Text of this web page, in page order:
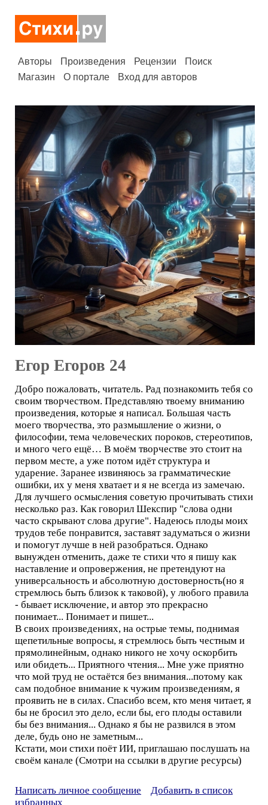
Авторы Произведения Рецензии
Поиск
Магазин
О портале Вход для авторов
Егор Егоров 24
Добро пожаловать, читатель. Рад познакомить тебя со
своим творчеством. Представляю твоему вниманию
произведения, которые я написал. Большая часть
моего творчества, это размышление о жизни, о
философии, тема человеческих пороков, стереотипов,
и много чего ещё… В моём творчестве это стоит на
первом месте, а уже потом идёт структура и
ударение. Заранее извиняюсь за грамматические
ошибки, их у меня хватает и я не всегда из замечаю.
Для лучшего осмысления советую прочитывать стихи
несколько раз. Как говорил Шекспир "слова одни
часто скрывают слова другие". Надеюсь плоды моих
трудов тебе понравится, заставят задуматься о жизни
и помогут лучше в ней разобраться. Однако
вынужден отменить, даже те стихи что я пишу как
наставление и опровержения, не претендуют на
универсальность и абсолютную достоверность(но я
стремлюсь быть близок к таковой), у любого правила
- бывает исключение, и автор это прекрасно
понимает... Понимает и пишет...
В своих произведениях, на острые темы, поднимая
щепетильные вопросы, я стремлюсь быть честным и
прямолинейным, однако никого не хочу оскорбить
или обидеть... Приятного чтения... Мне уже приятно
что мой труд не остаётся без внимания...потому как
сам подобное внимание к чужим произведениям, я
проявить не в силах. Спасибо всем, кто меня читает, я
бы не бросил это дело, если бы, его плоды оставили
бы без внимания... Однако я бы не развился в этом
деле, будь оно не заметным...
Кстати, мои стихи поёт ИИ, приглашаю послушать на
своём канале (Смотри на ссылки в другие ресурсы)
Написать личное сообщение
Добавить в список
избранных